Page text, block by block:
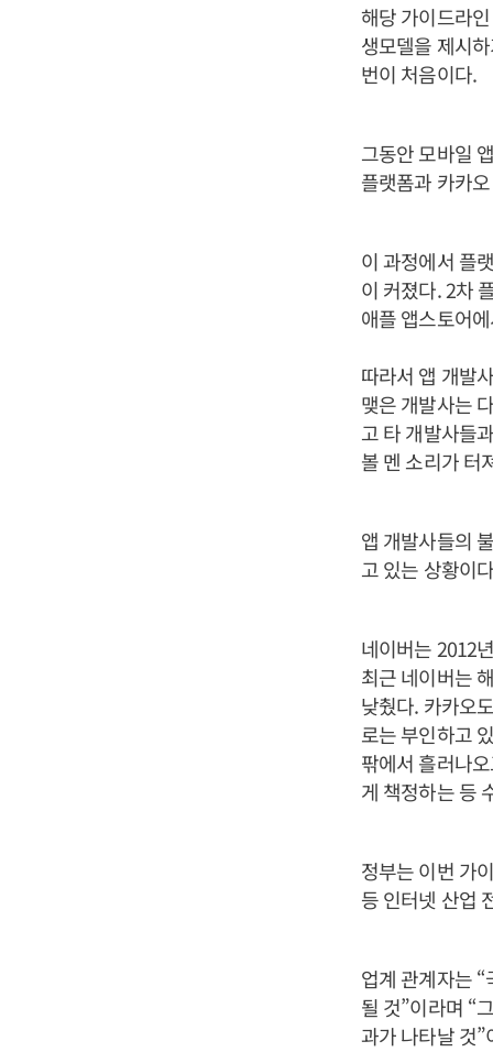
해당 가이드라
생모델을 제시
번이 처음이다.
그동안 모바일
플랫폼과 카카
이 과정에서 플
이 커졌다. 2차
애플 앱스토어
따라서 앱 개발
맺은 개발사는
고 타 개발사들
볼 멘 소리가 터
앱 개발사들의
고 있는 상황이
네이버는 2012
최근 네이버는
낮췄다. 카카오
로는 부인하고
팎에서 흘러나
게 책정하는 등
정부는 이번 가
등 인터넷 산업
업계 관계자는
될 것”이라며 “
과가 나타날 것